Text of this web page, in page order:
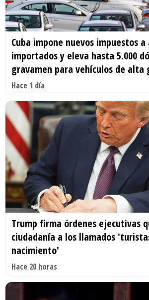
Cuba impone nuevos impuestos
importados y eleva hasta 5.000
gravamen para vehículos de alta
Hace 1 día
Trump firma órdenes ejecutivas
ciudadanía a los llamados
nacimiento'
Hace 20 horas